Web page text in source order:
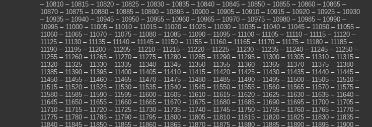
– 10810 – 10815 – 10820 – 10825 – 10830 – 10835 – 10840 – 10845 – 10850 – 10855 – 10860 – 10865 –
10870 – 10875 – 10880 – 10885 – 10890 – 10895 – 10900 – 10905 – 10910 – 10915 – 10920 – 10925 – 10930
– 10935 – 10940 – 10945 – 10950 – 10955 – 10960 – 10965 – 10970 – 10975 – 10980 – 10985 – 10990 –
10995 – 11000 – 11005 – 11010 – 11015 – 11020 – 11025 – 11030 – 11035 – 11040 – 11045 – 11050 – 11055 –
11060 – 11065 – 11070 – 11075 – 11080 – 11085 – 11090 – 11095 – 11100 – 11105 – 11110 – 11115 – 11120 –
11125 – 11130 – 11135 – 11140 – 11145 – 11150 – 11155 – 11160 – 11165 – 11170 – 11175 – 11180 – 11185 –
11190 – 11195 – 11200 – 11205 – 11210 – 11215 – 11220 – 11225 – 11230 – 11235 – 11240 – 11245 – 11250 –
11255 – 11260 – 11265 – 11270 – 11275 – 11280 – 11285 – 11290 – 11295 – 11300 – 11305 – 11310 – 11315 –
11320 – 11325 – 11330 – 11335 – 11340 – 11345 – 11350 – 11355 – 11360 – 11365 – 11370 – 11375 – 11380 –
11385 – 11390 – 11395 – 11400 – 11405 – 11410 – 11415 – 11420 – 11425 – 11430 – 11435 – 11440 – 11445 –
11450 – 11455 – 11460 – 11465 – 11470 – 11475 – 11480 – 11485 – 11490 – 11495 – 11500 – 11505 – 11510 –
11515 – 11520 – 11525 – 11530 – 11535 – 11540 – 11545 – 11550 – 11555 – 11560 – 11565 – 11570 – 11575 –
11580 – 11585 – 11590 – 11595 – 11600 – 11605 – 11610 – 11615 – 11620 – 11625 – 11630 – 11635 – 11640 –
11645 – 11650 – 11655 – 11660 – 11665 – 11670 – 11675 – 11680 – 11685 – 11690 – 11695 – 11700 – 11705 –
11710 – 11715 – 11720 – 11725 – 11730 – 11735 – 11740 – 11745 – 11750 – 11755 – 11760 – 11765 – 11770 –
11775 – 11780 – 11785 – 11790 – 11795 – 11800 – 11805 – 11810 – 11815 – 11820 – 11825 – 11830 – 11835 –
11840 – 11845 – 11850 – 11855 – 11860 – 11865 – 11870 – 11875 – 11880 – 11885 – 11890 – 11895 – 11900 –